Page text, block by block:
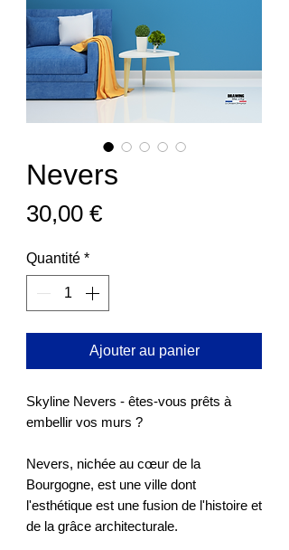
Nevers
30,00 €Prix
Quantité *
Ajouter au panier
Skyline Nevers - êtes-vous prêts à
embellir vos murs ?
Nevers, nichée au cœur de la
Bourgogne, est une ville dont
l'esthétique est une fusion de l'histoire et
de la grâce architecturale.